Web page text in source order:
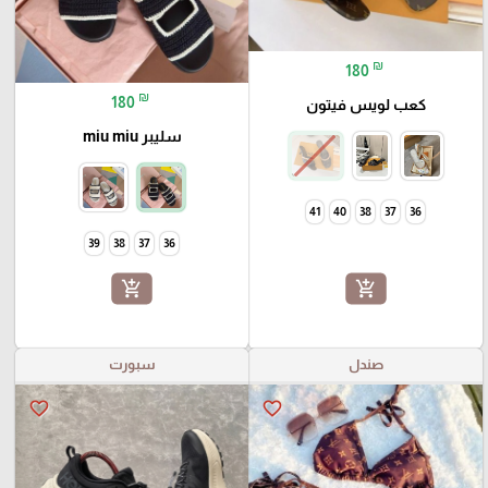
180 ₪
كعب لويس فيتون
36
37
38
40
41
add_shopping_cart
180 ₪
سليبر miu miu
36
37
38
39
add_shopping_cart
صندل
favorite_border
سبورت
favorite_border